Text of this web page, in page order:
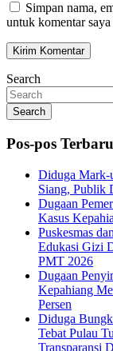
Simpan nama,
untuk komentar
Search
Search
Pos-pos Terbaru
Diduga Mark-
Siang, Publik
Dugaan
Kasus
Puskesmas
Edukasi Gizi
PMT 2026
Dugaan
Kepahiang
Persen
Diduga
Tebat Pulau
Transparansi